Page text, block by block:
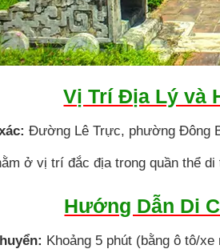
Vị Trí Địa Lý và
Đường Lê Trực, phường Đông
ở vị trí đắc địa trong quần thể
Hướng Dẫn Di
Khoảng 5 phút (bằng ô tô/